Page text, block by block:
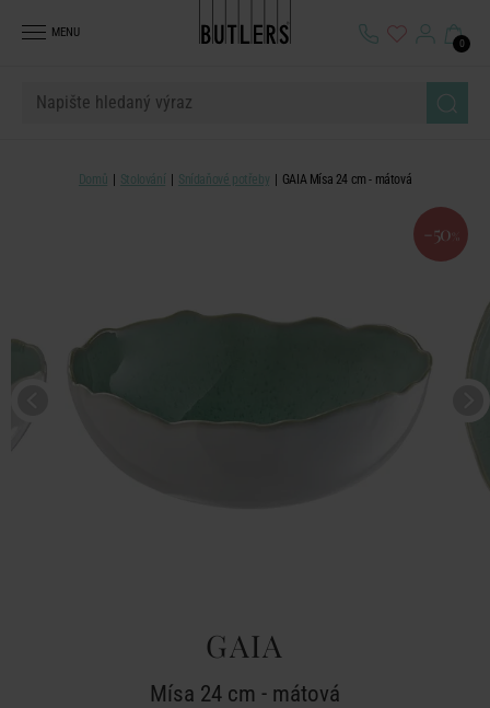
MENU
0
Domů Stolování Snídaňové potřeby GAIA Mísa 24 cm - mátová
-50 %
GAIA
Mísa 24 cm - mátová